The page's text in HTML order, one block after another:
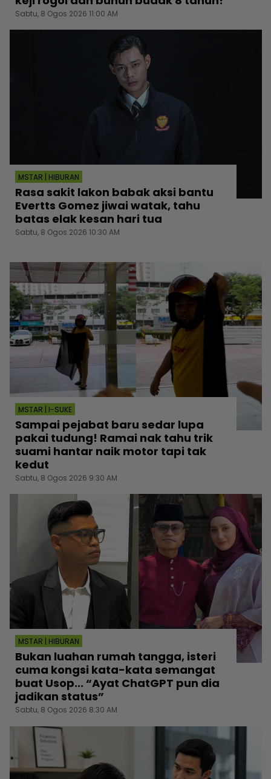
Sabtu, 8 Ogos 2026 11:00 AM
MSTAR | HIBURAN
Rasa sakit lakon babak aksi bantu
Evertts Gomez jiwai watak, tahu
batas elak kesan hari tua
Sabtu, 8 Ogos 2026 10:30 AM
MSTAR | I-SUKE
Sampai pejabat baru sedar lupa
pakai tudung! Ramai nak tahu trik
suami hantar naik motor tapi tak
kedut
Sabtu, 8 Ogos 2026 9:30 AM
MSTAR | HIBURAN
Bukan luahan rumah tangga, isteri
cuma kongsi kata-kata semangat
buat Usop... “Ayat ChatGPT pun dia
jadikan status”
Sabtu, 8 Ogos 2026 8:30 AM